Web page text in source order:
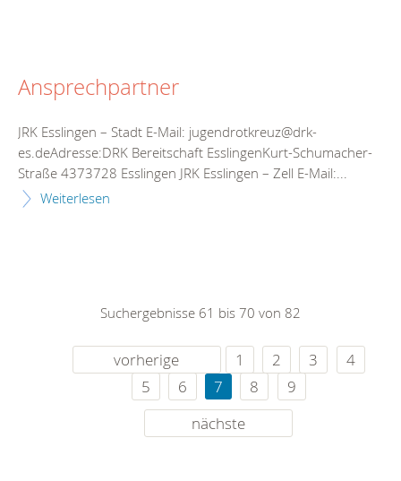
Ansprechpartner
JRK Esslingen – Stadt E-Mail: jugendrotkreuz@drk-
es.deAdresse:DRK Bereitschaft EsslingenKurt-Schumacher-
Straße 4373728 Esslingen JRK Esslingen – Zell E-Mail:...
Weiterlesen
Suchergebnisse 61 bis 70 von 82
vorherige 1 2 3
4
5
6 7 8
9
nächste